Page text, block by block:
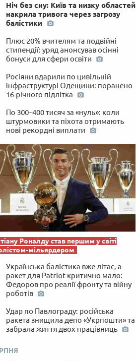
Ніч без сну: Київ та низку областей
накрила тривога через загрозу
балістики
Плюс 20% вчителям та подвійні
стипендії: уряд анонсував осінні
бонуси для сфери освіти
Росіяни вдарили по цивільній
інфраструктурі Одещини: поранено
16-річного підлітка
По 300–400 тисяч за «нуль»: коли
штурмовики та піхота отримають
нові рекордні виплати
Роналду став першим у світі
мільярдером
Українська балістика вже літає, а
ракет для Patriot критично мало:
Федоров про реалії фронту та війну
роботів
Удар по Павлограду: російська
ракета знищила депо «Укрпошти» та
забрала життя двох працівниць